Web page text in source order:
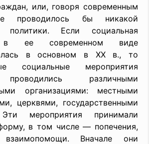
или, говоря современным
проводилось бы никакой
политики. Если социальная
в ее современном виде
в основном в XX в., то
социальные мероприятия
различными
организациями: местными
церквями, государственными
мероприятия принимали
в том числе — попечения,
взаимопомощи. Вначале они